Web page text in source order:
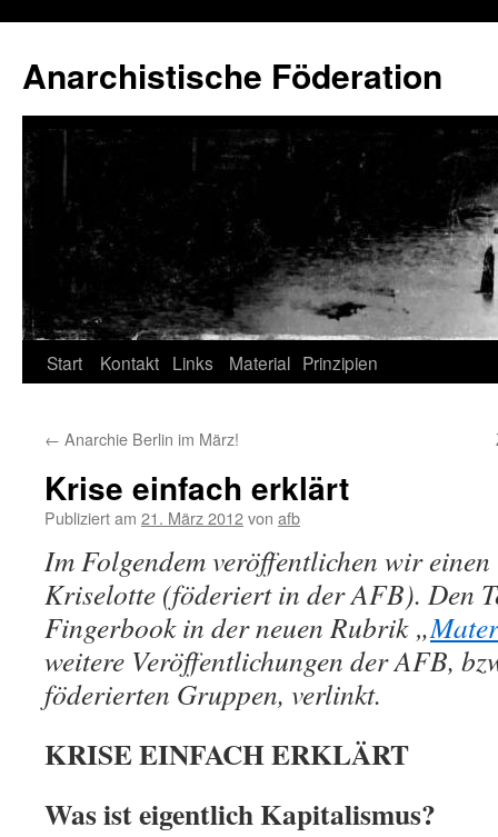
Anarchistische Föderation
Zum
springen
Start Kontakt Links Material Prinzipien
← Anarchie Berlin im März!
Krise einfach erklärt
Publiziert am 21. März 2012von afb
Im Folgendem veröffentlichen wir
Kriselotte (föderiert in der AFB). Den
Fingerbook in der neuen Rubrik „
weitere Veröffentlichungen der AFB,
föderierten Gruppen, verlinkt.
KRISE EINFACH ERKLÄRT
Was ist eigentlich Kapitalismus?